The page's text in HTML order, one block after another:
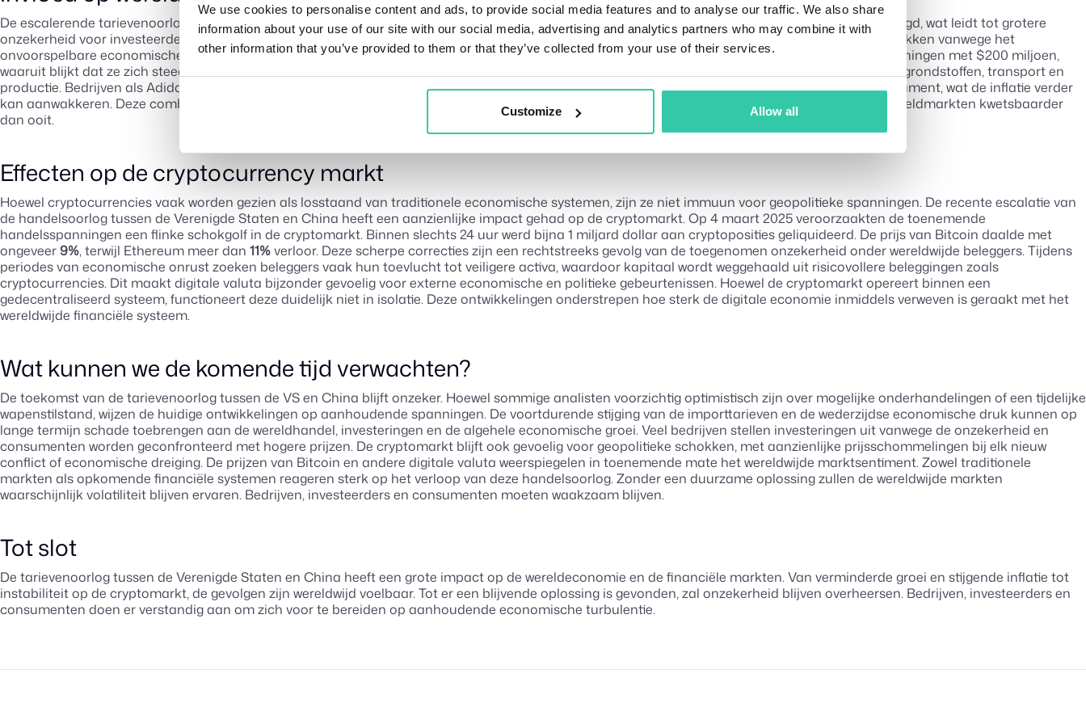
We use cookies to personalise content and ads, to provide social media features and to analyse our traffic. We also share
information about your use of our site with our social media, advertising and analytics partners who may combine it with
other information that you’ve provided to them or that they’ve collected from your use of their services.
Customize Allow all
De escalerende tarievenoorlog heeft onrust veroorzaakt op de wereldwijde financiële markten. Hogere handelstarieven hebben de volatiliteit verhoogd, wat leidt tot grotere
onzekerheid voor investeerders en bedrijven. Grote multinationals als General Motors en UPS hebben hun financiële prognoses voor dit jaar ingetrokken vanwege het
onvoorspelbare economische klimaat. Banken zoals HSBC nemen voorzorgsmaatregelen en verhogen hun voorzieningen voor potentiële slechte leningen met $200 miljoen,
waaruit blijkt dat ze zich steeds meer zorgen maken over de kredietwaardigheid van bedrijven en consumenten. Tegelijkertijd stijgen de kosten voor grondstoffen, transport en
productie. Bedrijven als Adidas en Electrolux waarschuwen dat de hogere productiekosten onvermijdelijk zullen worden doorberekend aan de consument, wat de inflatie verder
kan aanwakkeren. Deze combinatie van stijgende kosten en afnemend vertrouwen belemmert investeringen en economische groei en maakt de wereldmarkten kwetsbaarder
dan ooit.
Effecten op de cryptocurrency markt
Hoewel cryptocurrencies vaak worden gezien als losstaand van traditionele economische systemen, zijn ze niet immuun voor geopolitieke spanningen. De recente escalatie van
de handelsoorlog tussen de Verenigde Staten en China heeft een aanzienlijke impact gehad op de cryptomarkt. Op 4 maart 2025 veroorzaakten de toenemende
handelsspanningen een flinke schokgolf in de cryptomarkt. Binnen slechts 24 uur werd bijna 1 miljard dollar aan cryptoposities geliquideerd. De prijs van Bitcoin daalde met
ongeveer9%, terwijl Ethereum meer dan 11%verloor. Deze scherpe correcties zijn een rechtstreeks gevolg van de toegenomen onzekerheid onder wereldwijde beleggers. Tijdens
periodes van economische onrust zoeken beleggers vaak hun toevlucht tot veiligere activa, waardoor kapitaal wordt weggehaald uit risicovollere beleggingen zoals
cryptocurrencies. Dit maakt digitale valuta bijzonder gevoelig voor externe economische en politieke gebeurtenissen. Hoewel de cryptomarkt opereert binnen een
gedecentraliseerd systeem, functioneert deze duidelijk niet in isolatie. Deze ontwikkelingen onderstrepen hoe sterk de digitale economie inmiddels verweven is geraakt met het
wereldwijde financiële systeem.
Wat kunnen we de komende tijd verwachten?
De toekomst van de tarievenoorlog tussen de VS en China blijft onzeker. Hoewel sommige analisten voorzichtig optimistisch zijn over mogelijke onderhandelingen of een tijdelijke
wapenstilstand, wijzen de huidige ontwikkelingen op aanhoudende spanningen. De voortdurende stijging van de importtarieven en de wederzijdse economische druk kunnen op
lange termijn schade toebrengen aan de wereldhandel, investeringen en de algehele economische groei. Veel bedrijven stellen investeringen uit vanwege de onzekerheid en
consumenten worden geconfronteerd met hogere prijzen. De cryptomarkt blijft ook gevoelig voor geopolitieke schokken, met aanzienlijke prijsschommelingen bij elk nieuw
conflict of economische dreiging. De prijzen van Bitcoin en andere digitale valuta weerspiegelen in toenemende mate het wereldwijde marktsentiment. Zowel traditionele
markten als opkomende financiële systemen reageren sterk op het verloop van deze handelsoorlog. Zonder een duurzame oplossing zullen de wereldwijde markten
waarschijnlijk volatiliteit blijven ervaren. Bedrijven, investeerders en consumenten moeten waakzaam blijven.
Tot slot
De tarievenoorlog tussen de Verenigde Staten en China heeft een grote impact op de wereldeconomie en de financiële markten. Van verminderde groei en stijgende inflatie tot
instabiliteit op de cryptomarkt, de gevolgen zijn wereldwijd voelbaar. Tot er een blijvende oplossing is gevonden, zal onzekerheid blijven overheersen. Bedrijven, investeerders en
consumenten doen er verstandig aan om zich voor te bereiden op aanhoudende economische turbulentie.